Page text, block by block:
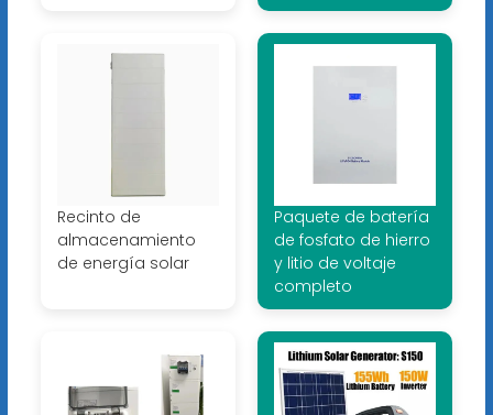
Recinto de
almacenamiento
de energía solar
Paquete de batería
de fosfato de hierro
y litio de voltaje
completo